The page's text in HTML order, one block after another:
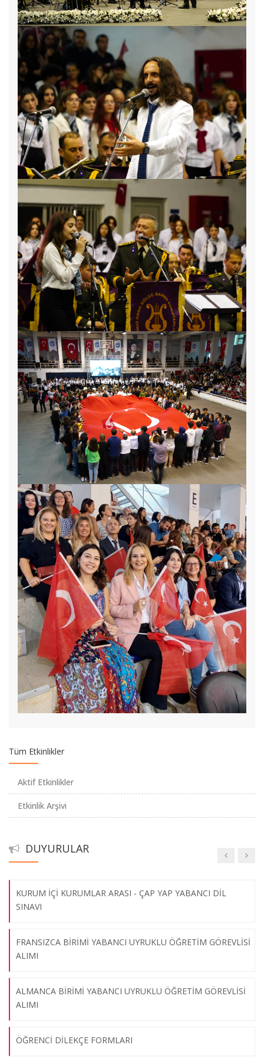
Tüm Etkinlikler
Aktif Etkinlikler
Etkinlik Arşivi
DUYURULAR
Marmara University English Language Teaching Conference
MEB-YLSY 2018 BURSİYERLERİ 1.DÖNEM KURSU SEVİYE
BELİRLEME SINAVI VE KESİN KAYIT DUYURUSU
İNGİLİZCE ALMANCA ve FRANSIZCA 1. ARA SINAV MAZERET
SINAVI SINIF YERLERİ İLAN
MEB-YLSY 2017 BURSİYERLERİ İÇİN KURS PROGRAMI VE
KURUM İÇİ KURUMLAR ARASI - ÇAP YAP YABANCI DİL
SINAVI
FRANSIZCA BİRİMİ YABANCI UYRUKLU ÖĞRETİM GÖREVLİSİ
ALIMI
ALMANCA BİRİMİ YABANCI UYRUKLU ÖĞRETİM GÖREVLİSİ
ALIMI
ÖĞRENCİ DİLEKÇE FORMLARI
06.08.2026
MELT
01.10.2019